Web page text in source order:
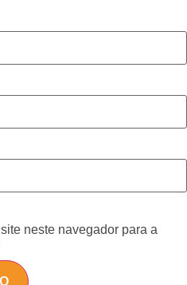
neste navegador para a